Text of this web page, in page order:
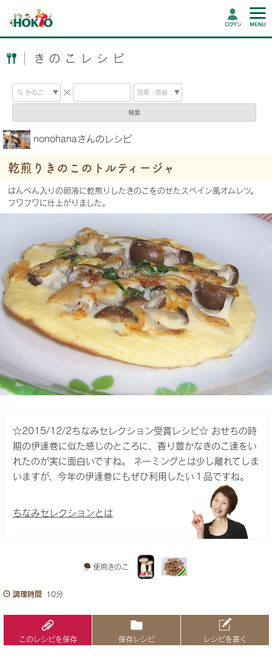
ログイン
きのこレシピ
検索
nonohanaさんのレシピ
乾煎りきのこのトルティージャ
はんぺん入りの卵液に乾煎りしたきのこをのせたスペイン風オムレツ。
フワフワに仕上がりました。
☆2015/12/2ちなみセレクション受賞レシピ☆ おせちの時
期の伊達巻に似た感じのところに、香り豊かなきのこ達をい
れたのが実に面白いですね。 ネーミングとは少し離れてしま
いますが、今年の伊達巻にもぜひ利用したい１品ですね。
ちなみセレクションとは
使用きのこ
調理時間 10分
このレシピを保存 保存レシピ レシピを書く